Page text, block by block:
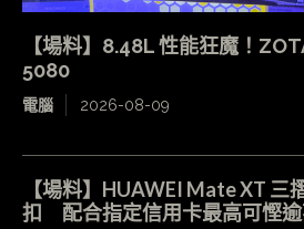
【場料】8.48L 性能狂魔！
5080
電腦 2026-08-09
【場料】HUAWEI Mate XT 三
扣 配合指定信用卡最高可慳